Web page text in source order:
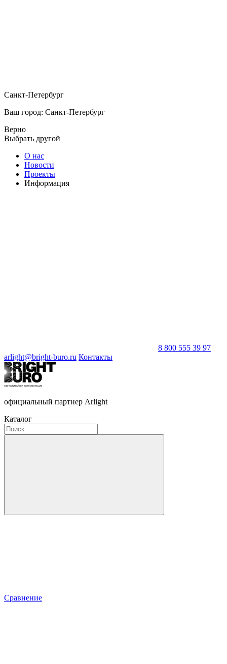
Санкт-Петербург
Ваш город: Санкт-Петербург
Верно
Выбрать другой
О нас
Новости
Проекты
Информация
8 800 555 39 97
arlight@bright-buro.ru Контакты
официальный партнер Arlight
Каталог
Сравнение